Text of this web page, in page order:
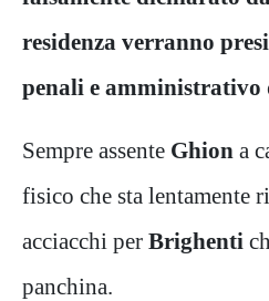
residenza verranno
penali e amministrativo
Sempre assente Ghion a
fisico che sta lentamente
acciacchi per Brighenti
panchina.